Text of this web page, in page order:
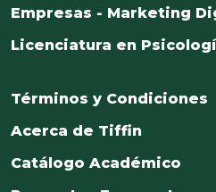
Empresas - Marketing
Licenciatura en
Términos y Condiciones
Acerca de Tiffin
Catálogo Académico